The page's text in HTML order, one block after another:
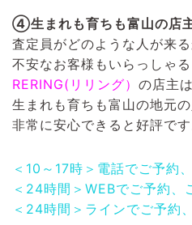
④生まれも育ちも富山の店
査定員がどのような人が来
不安なお客様もいらっしゃる
RERING(リリング） の店主は
生まれも育ちも富山の地元
非常に安心できると好評です
＜10～17時＞電話でご予約
＜24時間＞WEBでご予約、
＜24時間＞ラインでご予約